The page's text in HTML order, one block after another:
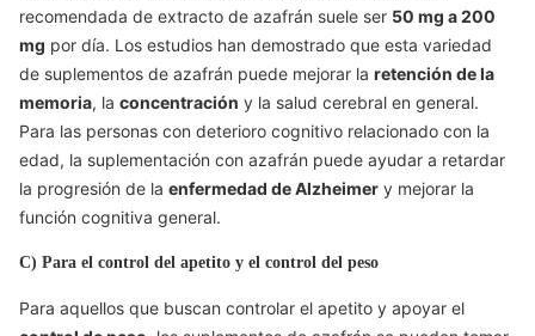
recomendada de extracto de azafrán suele ser 50 mg a 200
mg por día. Los estudios han demostrado que esta variedad
de suplementos de azafrán puede mejorar la retención de la
memoria, la concentración y la salud cerebral en general.
Para las personas con deterioro cognitivo relacionado con la
edad, la suplementación con azafrán puede ayudar a retardar
la progresión de la enfermedad de Alzheimer y mejorar la
función cognitiva general.
C) Para el control del apetito y el control del peso
Para aquellos que buscan controlar el apetito y apoyar el